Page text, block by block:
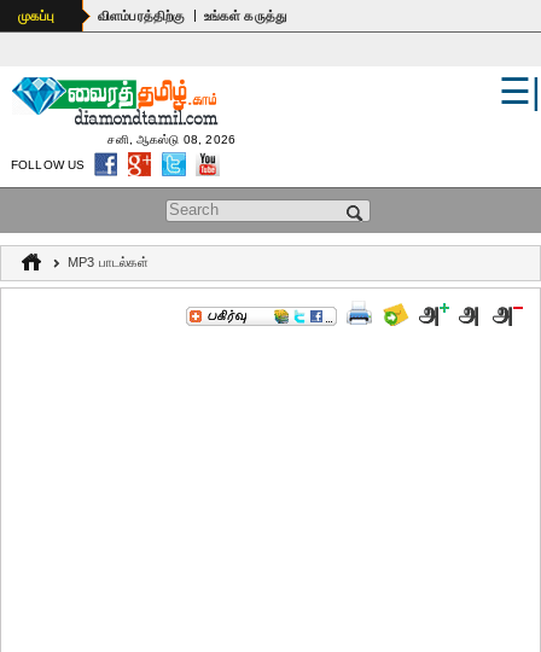
உலகம்
பொதுஅறிவு
கல்வி
ஆன்மிகம்
முகப்பு விளம்பரத்திற்கு | உங்கள் கருத்து
Search form
☰|
சனி, ஆகஸ்டு 08, 2026
FOLLOW US
MP3 பாடல்கள்